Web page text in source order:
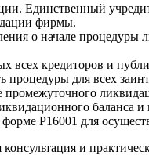
Единственный
фирмы.
о начале процедуры
всех кредиторов и
процедуры для всех
баланса
Р16001 для
и